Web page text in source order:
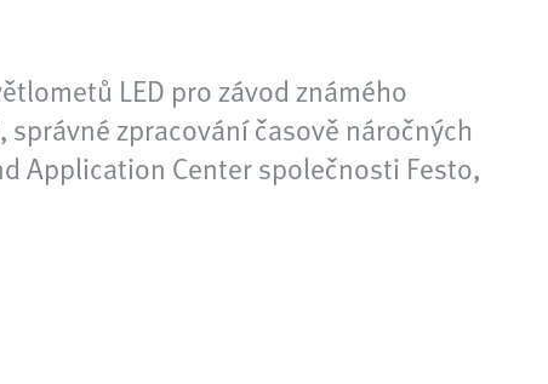
LED pro závod známého
zpracování časově náročných
Application Center společnosti Festo,